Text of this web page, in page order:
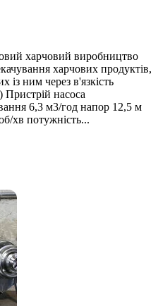
харчовий виробництво
харчових продуктів,
із ним через в'язкість
Пристрій насоса
6,3 м3/год напор 12,5 м
хв потужність...